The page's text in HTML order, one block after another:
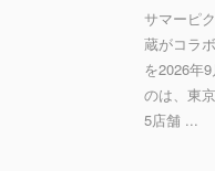
サマーピ
蔵がコラ
を2026年
のは、東
5店舗 ...